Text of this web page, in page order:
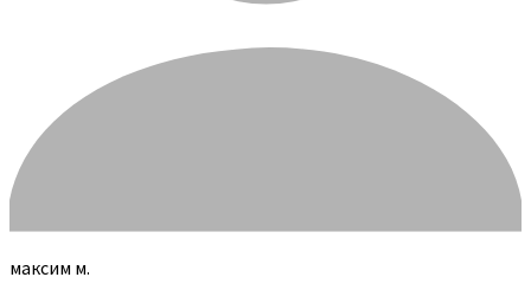
максим м.